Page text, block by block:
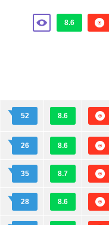
8.6
52 8.6
26 8.6
35 8.7
28 8.6